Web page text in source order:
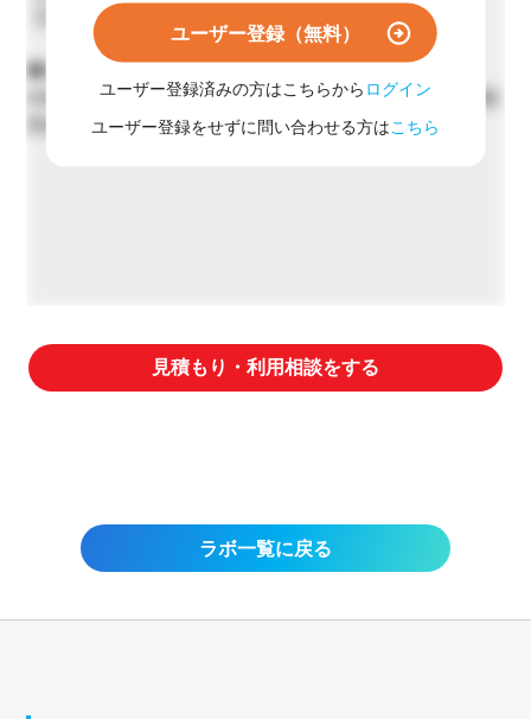
【3】遺伝子組換え検体の取り扱い不可
◆海外対応等その他
AAMI ST98のほか、ISO・EN等の国際規格に基づく試験
実施が可能
ユーザー登録（無料）
ユーザー登録済みの方はこちらから ログイン
ユーザー登録をせずに問い合わせる方はこちら
見積もり・利用相談をする
ラボ一覧に戻る